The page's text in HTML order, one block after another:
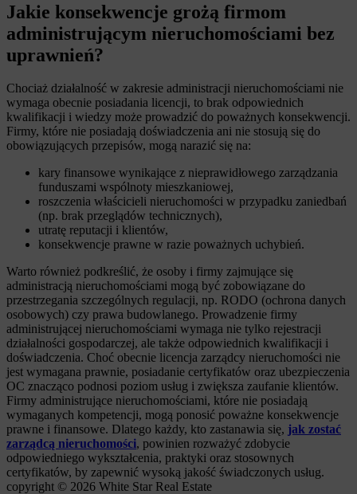
Jakie konsekwencje grożą firmom
administrującym nieruchomościami bez
uprawnień?
Chociaż działalność w zakresie administracji nieruchomościami nie
wymaga obecnie posiadania licencji, to brak odpowiednich
kwalifikacji i wiedzy może prowadzić do poważnych konsekwencji.
Firmy, które nie posiadają doświadczenia ani nie stosują się do
obowiązujących przepisów, mogą narazić się na:
kary finansowe wynikające z nieprawidłowego zarządzania
funduszami wspólnoty mieszkaniowej,
roszczenia właścicieli nieruchomości w przypadku zaniedbań
(np. brak przeglądów technicznych),
utratę reputacji i klientów,
konsekwencje prawne w razie poważnych uchybień.
Warto również podkreślić, że osoby i firmy zajmujące się
administracją nieruchomościami mogą być zobowiązane do
przestrzegania szczególnych regulacji, np. RODO (ochrona danych
osobowych) czy prawa budowlanego. Prowadzenie firmy
administrującej nieruchomościami wymaga nie tylko rejestracji
działalności gospodarczej, ale także odpowiednich kwalifikacji i
doświadczenia. Choć obecnie licencja zarządcy nieruchomości nie
jest wymagana prawnie, posiadanie certyfikatów oraz ubezpieczenia
OC znacząco podnosi poziom usług i zwiększa zaufanie klientów.
Firmy administrujące nieruchomościami, które nie posiadają
wymaganych kompetencji, mogą ponosić poważne konsekwencje
prawne i finansowe. Dlatego każdy, kto zastanawia się, jak zostać
zarządcą nieruchomości, powinien rozważyć zdobycie
odpowiedniego wykształcenia, praktyki oraz stosownych
certyfikatów, by zapewnić wysoką jakość świadczonych usług.
copyright © 2026 White Star Real Estate